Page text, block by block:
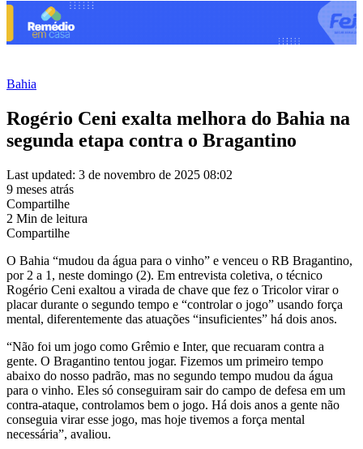
Bahia
Rogério Ceni exalta melhora do Bahia na
segunda etapa contra o Bragantino
Last updated: 3 de novembro de 2025 08:02
9 meses atrás
Compartilhe
2 Min de leitura
Compartilhe
O Bahia “mudou da água para o vinho” e venceu o RB Bragantino,
por 2 a 1, neste domingo (2). Em entrevista coletiva, o técnico
Rogério Ceni exaltou a virada de chave que fez o Tricolor virar o
placar durante o segundo tempo e “controlar o jogo” usando força
mental, diferentemente das atuações “insuficientes” há dois anos.
“Não foi um jogo como Grêmio e Inter, que recuaram contra a
gente. O Bragantino tentou jogar. Fizemos um primeiro tempo
abaixo do nosso padrão, mas no segundo tempo mudou da água
para o vinho. Eles só conseguiram sair do campo de defesa em um
contra-ataque, controlamos bem o jogo. Há dois anos a gente não
conseguia virar esse jogo, mas hoje tivemos a força mental
necessária”, avaliou.